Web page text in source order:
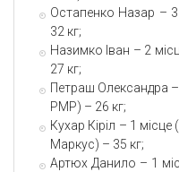
Остапенко Назар –
32 кг;
Назимко Іван – 2
27 кг;
Петраш Олександра
РМР) – 26 кг;
Кухар Кіріл – 1
Маркус) – 35 кг;
Артюх Данило – 1